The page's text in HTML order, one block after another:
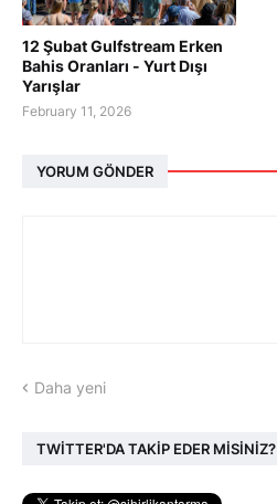
12 Şubat Gulfstream Erken
Bahis Oranları - Yurt Dışı
Yarışlar
February 11, 2026
YORUM GÖNDER
Daha yeni
TWİTTER'DA TAKİP EDER MİSİNİZ?